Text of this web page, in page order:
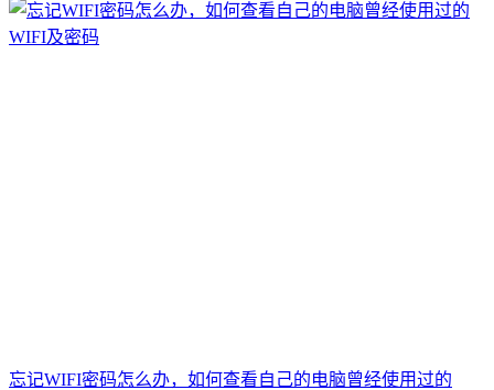
忘记WIFI密码怎么办，如何查看自己的电脑曾经使用过的